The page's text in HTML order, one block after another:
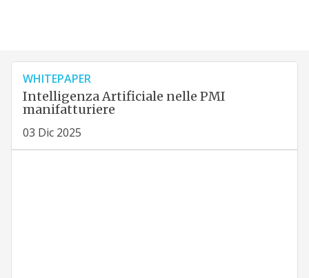
WHITEPAPER
Intelligenza Artificiale nelle PMI
manifatturiere
03 Dic 2025